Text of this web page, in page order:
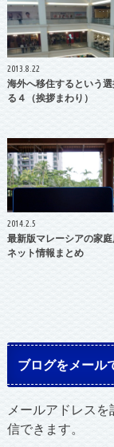
2013.8.22
海外へ移住するという
る４（挨拶まわり）
2014.2.5
最新版マレーシアの家
ネット情報まとめ
ブログをメール
メールアドレス
信できます。